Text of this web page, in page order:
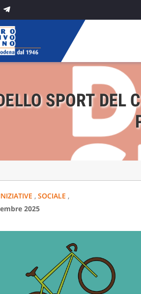
SPORT DEL
, SOCIALE ,
2025